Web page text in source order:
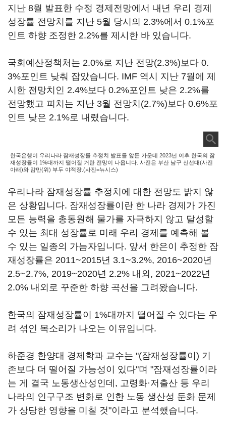
지난 8월 발표한 수정 경제전망에서 내년 우리 경제
성장률 전망치를 지난 5월 당시의 2.3%에서 0.1%포
인트 하향 조정한 2.2%를 제시한 바 있습니다.
국회예산정책처는 2.0%로 지난 전망(2.3%)보다 0.
3%포인트 낮춰 잡았습니다. IMF 역시 지난 7월에 제
시한 전망치인 2.4%보다 0.2%포인트 낮은 2.2%를
전망했고 피치는 지난 3월 전망치(2.7%)보다 0.6%포
인트 낮은 2.1%로 내렸습니다.
한국은행이 우리나라 잠재성장률 추정치 발표를 앞둔 가운데 2023년 이후 한국의 잠
재성장률이 1%대까지 떨어질 거란 전망이 나옵니다. 사진은 부산 남구 신선대(사진
아래)와 감만(위) 부두 야적장.(사진=뉴시스)
우리나라 잠재성장률 추정치에 대한 전망도 밝지 않
은 상황입니다. 잠재성장률이란 한 나라 경제가 가진
모든 능력을 총동원해 물가를 자극하지 않고 달성할
수 있는 최대 성장률로 미래 우리 경제를 예측해 볼
수 있는 일종의 가늠자입니다. 앞서 한은이 추정한 잠
재성장률은 2011~2015년 3.1~3.2%, 2016~2020년
2.5~2.7%, 2019~2020년 2.2% 내외, 2021~2022년
2.0% 내외로 꾸준한 하향 곡선을 그려왔습니다.
한국의 잠재성장률이 1%대까지 떨어질 수 있다는 우
려 섞인 목소리가 나오는 이유입니다.
하준경 한양대 경제학과 교수는 "(잠재성장률이) 기
존보다 더 떨어질 가능성이 있다"며 "잠재성장률이라
는 게 결국 노동생산성인데, 고령화·저출산 등 우리
나라의 인구구조 변화로 인한 노동 생산성 둔화 문제
가 상당한 영향을 미칠 것"이라고 분석했습니다.